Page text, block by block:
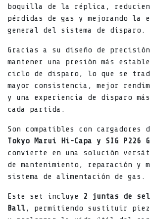
boquilla de la réplica,
pérdidas de gas y mejorando la
general del sistema de disparo.
Gracias a su diseño de
mantener una presión más
ciclo de disparo, lo que se
mayor consistencia, mejor
y una experiencia de disparo
cada partida.
Son compatibles con cargadores
Tokyo Marui Hi-Capa y SIG P226
convierte en una solución
de mantenimiento, reparación y
sistema de alimentación de gas.
Este set incluye
2 juntas de
Ball, permitiendo sustituir